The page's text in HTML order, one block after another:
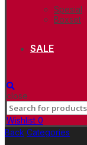
Spesial
Boxset
SALE
close
Search
for:
Wishlist 0
Back Categories